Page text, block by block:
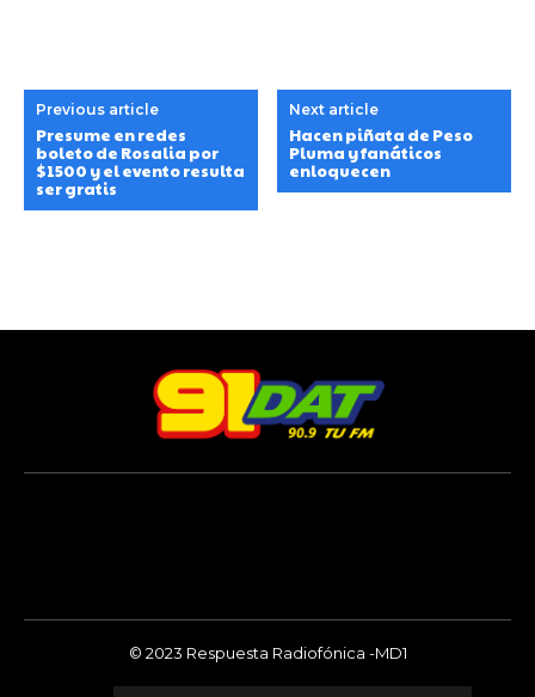
Previous article
Presume en redes
boleto de Rosalia por
$1500 y el evento resulta
ser gratis
Next article
Hacen piñata de Peso
Pluma y fanáticos
enloquecen
© 2023 Respuesta Radiofónica -MD1